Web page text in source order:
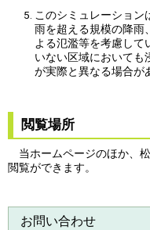
このシミュレーション
雨を超える規模の降雨
よる氾濫等を考慮して
いない区域においても
が実際と異なる場合が
閲覧場所
当ホームページのほか、
閲覧ができます。
お問い合わせ